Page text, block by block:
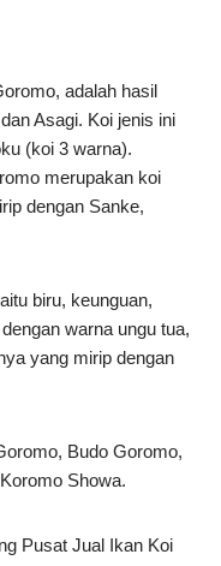
adalah hasil
Asagi. Koi jenis ini
(koi 3 warna).
merupakan koi
dengan Sanke,
biru, keunguan,
warna ungu tua,
yang mirip dengan
Budo Goromo,
Showa.
Pusat Jual Ikan Koi